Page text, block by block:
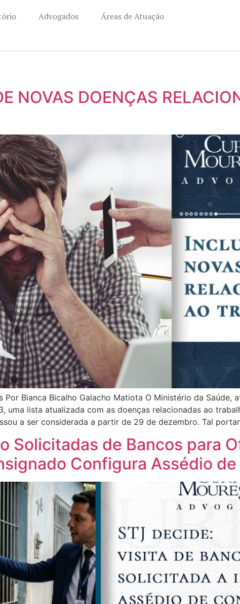
Advogados
Áreas de Atuação
NOVAS DOENÇAS
Por Bianca Bicalho Galacho Matiota O Ministério da Saúde,
uma lista atualizada com as doenças relacionadas ao
a ser considerada a partir de 29 de dezembro. Tal
Solicitadas de Bancos para
Configura Assédio